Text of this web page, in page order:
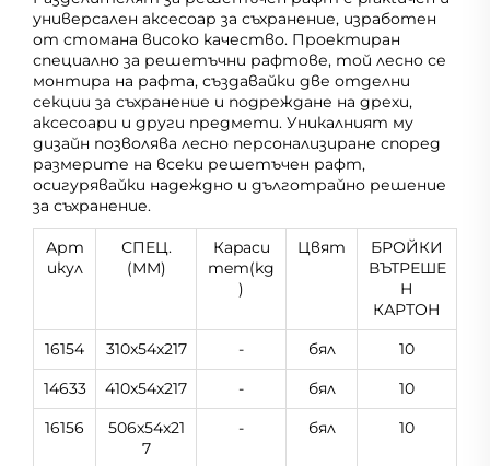
универсален аксесоар за съхранение, изработен
от стоманa високо качество. Проектиран
специално за решетъчни рафтове, той лесно се
монтира на рафта, създавайки две отделни
секции за съхранение и подреждане на дрехи,
аксесоари и други предмети. Уникалният му
дизайн позволява лесно персонализиране според
размерите на всеки решетъчен рафт,
осигурявайки надеждно и дълготрайно решение
за съхранение.
Арт
икул
СПЕЦ.
(MM)
Кapacи
тeт(kg
)
Цвят
БРОЙКИ
ВЪТРЕШЕ
Н
КАРТОН
16154
310x54x217 - бял
10
14633
410x54x217 - бял
10
16156
506x54x21
7
- бял 10